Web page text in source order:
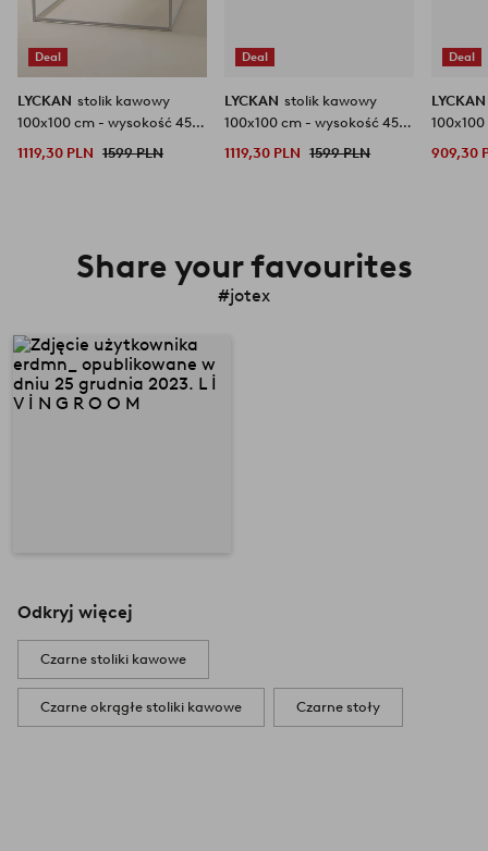
Deal
LYCKAN stolik kawowy
100x100 cm - wysokość 45
1119,30 PLN 1599 PLN
Deal
LYCKAN stolik kawowy
100x100 cm - wysokość 45
1119,30 PLN 1599 PLN
Deal
909,30
Share your favourites
#jotex
Odkryj więcej
Czarne stoliki kawowe
Czarne okrągłe stoliki kawowe Czarne stoły